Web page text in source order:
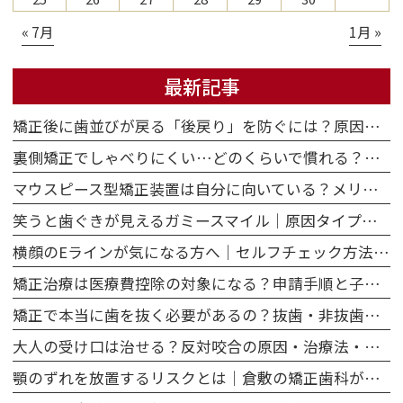
« 7月 1月 »
最新記事
矯正後に歯並びが戻る「後戻り」を防ぐには？原因・保定のポイント・再治療の選択肢
裏側矯正でしゃべりにくい…どのくらいで慣れる？原因・期間・対策を解説
マウスピース型矯正装置は自分に向いている？メリット・デメリットと向き不向きを正直に解説
笑うと歯ぐきが見えるガミースマイル｜原因タイプ別に矯正治療でできることを解説
横顔のEラインが気になる方へ｜セルフチェック方法と歯並び・矯正との関係を解説
矯正治療は医療費控除の対象になる？申請手順と子ども・大人それぞれの注意点
矯正で本当に歯を抜く必要があるの？抜歯・非抜歯のメリット・デメリットを徹底比較
大人の受け口は治せる？反対咬合の原因・治療法・費用を矯正専門医が解説
顎のずれを放置するリスクとは｜倉敷の矯正歯科が解説する咬み合わせと健康の関係